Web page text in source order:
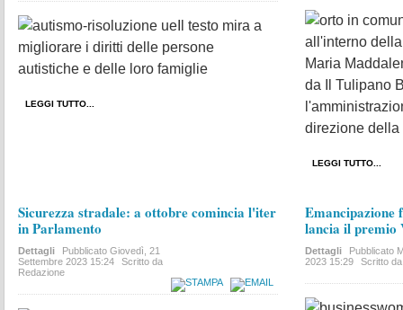
Il testo mira a
migliorare i diritti delle persone
autistiche e delle loro famiglie
LEGGI TUTTO...
all'interno
Maria
da Il Tulipano
direzione della
LEGGI TUTTO...
Sicurezza stradale: a ottobre comincia l'iter
in Parlamento
Dettagli Pubblicato Giovedì, 21
Settembre 2023 15:24
Scritto da
Redazione
Emancipazione
lancia il premio
Dettagli Pubblicato
2023 15:29
Scritto